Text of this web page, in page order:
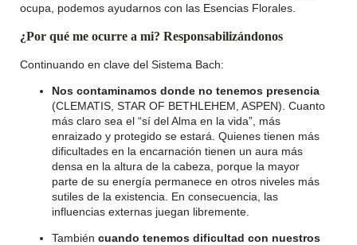
ocupa, podemos ayudarnos con las Esencias Florales.
¿Por qué me ocurre a mi? Responsabilizándonos
Continuando en clave del Sistema Bach:
Nos contaminamos donde no tenemos presencia
(CLEMATIS, STAR OF BETHLEHEM, ASPEN). Cuanto
más claro sea el “sí del Alma en la vida”, más
enraizado y protegido se estará. Quienes tienen más
dificultades en la encarnación tienen un aura más
densa en la altura de la cabeza, porque la mayor
parte de su energía permanece en otros niveles más
sutiles de la existencia. En consecuencia, las
influencias externas juegan libremente.
También cuando tenemos dificultad con nuestros